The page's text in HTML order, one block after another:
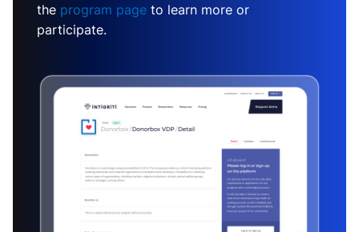
the program page to learn more or
participate.